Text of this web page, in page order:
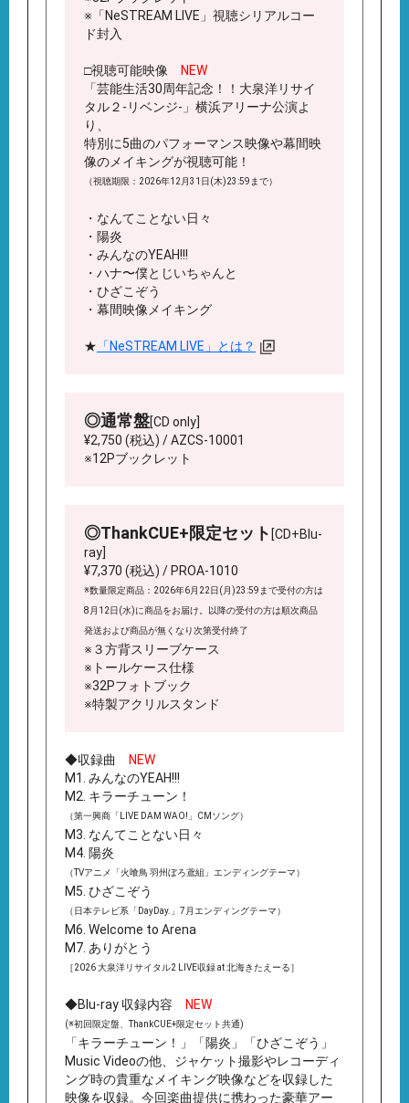
※「NeSTREAM LIVE」視聴シリアルコー
ド封入
□視聴可能映像
NEW
「芸能生活30周年記念！！大泉洋リサイ
タル２-リベンジ-」横浜アリーナ公演よ
り、
特別に5曲のパフォーマンス映像や幕間映
像のメイキングが視聴可能！
（視聴期限：2026年12月31日(木)23:59まで）
・なんてことない日々
・陽炎
・みんなのYEAH!!!
・ハナ〜僕とじいちゃんと
・ひざこぞう
・幕間映像メイキング
★ 「NeSTREAM LIVE」とは？
◎通常盤[CD only]
¥2,750 (税込) / AZCS-10001
※12Pブックレット
◎ThankCUE+限定セット [CD+Blu-
ray]
¥7,370 (税込) / PROA-1010
※数量限定商品：2026年6月22日(月)23:59まで受付の方は
8月12日(水)に商品をお届け。以降の受付の方は順次商品
発送および商品が無くなり次第受付終了
※３方背スリーブケース
※トールケース仕様
※32Pフォトブック
※特製アクリルスタンド
◆収録曲
NEW
M1. みんなのYEAH!!!
M2. キラーチューン！
（第一興商「LIVE DAM WAO!」CMソング）
M3. なんてことない日々
M4. 陽炎
（TVアニメ「火喰鳥 羽州ぼろ鳶組」エンディングテーマ）
M5. ひざこぞう
（日本テレビ系「DayDay.」7月エンディングテーマ）
M6. Welcome to Arena
M7. ありがとう
［2026 大泉洋リサイタル2 LIVE収録 at 北海きたえーる］
◆Blu-ray 収録内容 NEW
(※初回限定盤、ThankCUE+限定セット共通)
「キラーチューン！」「陽炎」「ひざこぞう」
Music Videoの他、ジャケット撮影やレコーディ
ング時の貴重なメイキング映像などを収録した
映像を収録。今回楽曲提供に携わった豪華アー